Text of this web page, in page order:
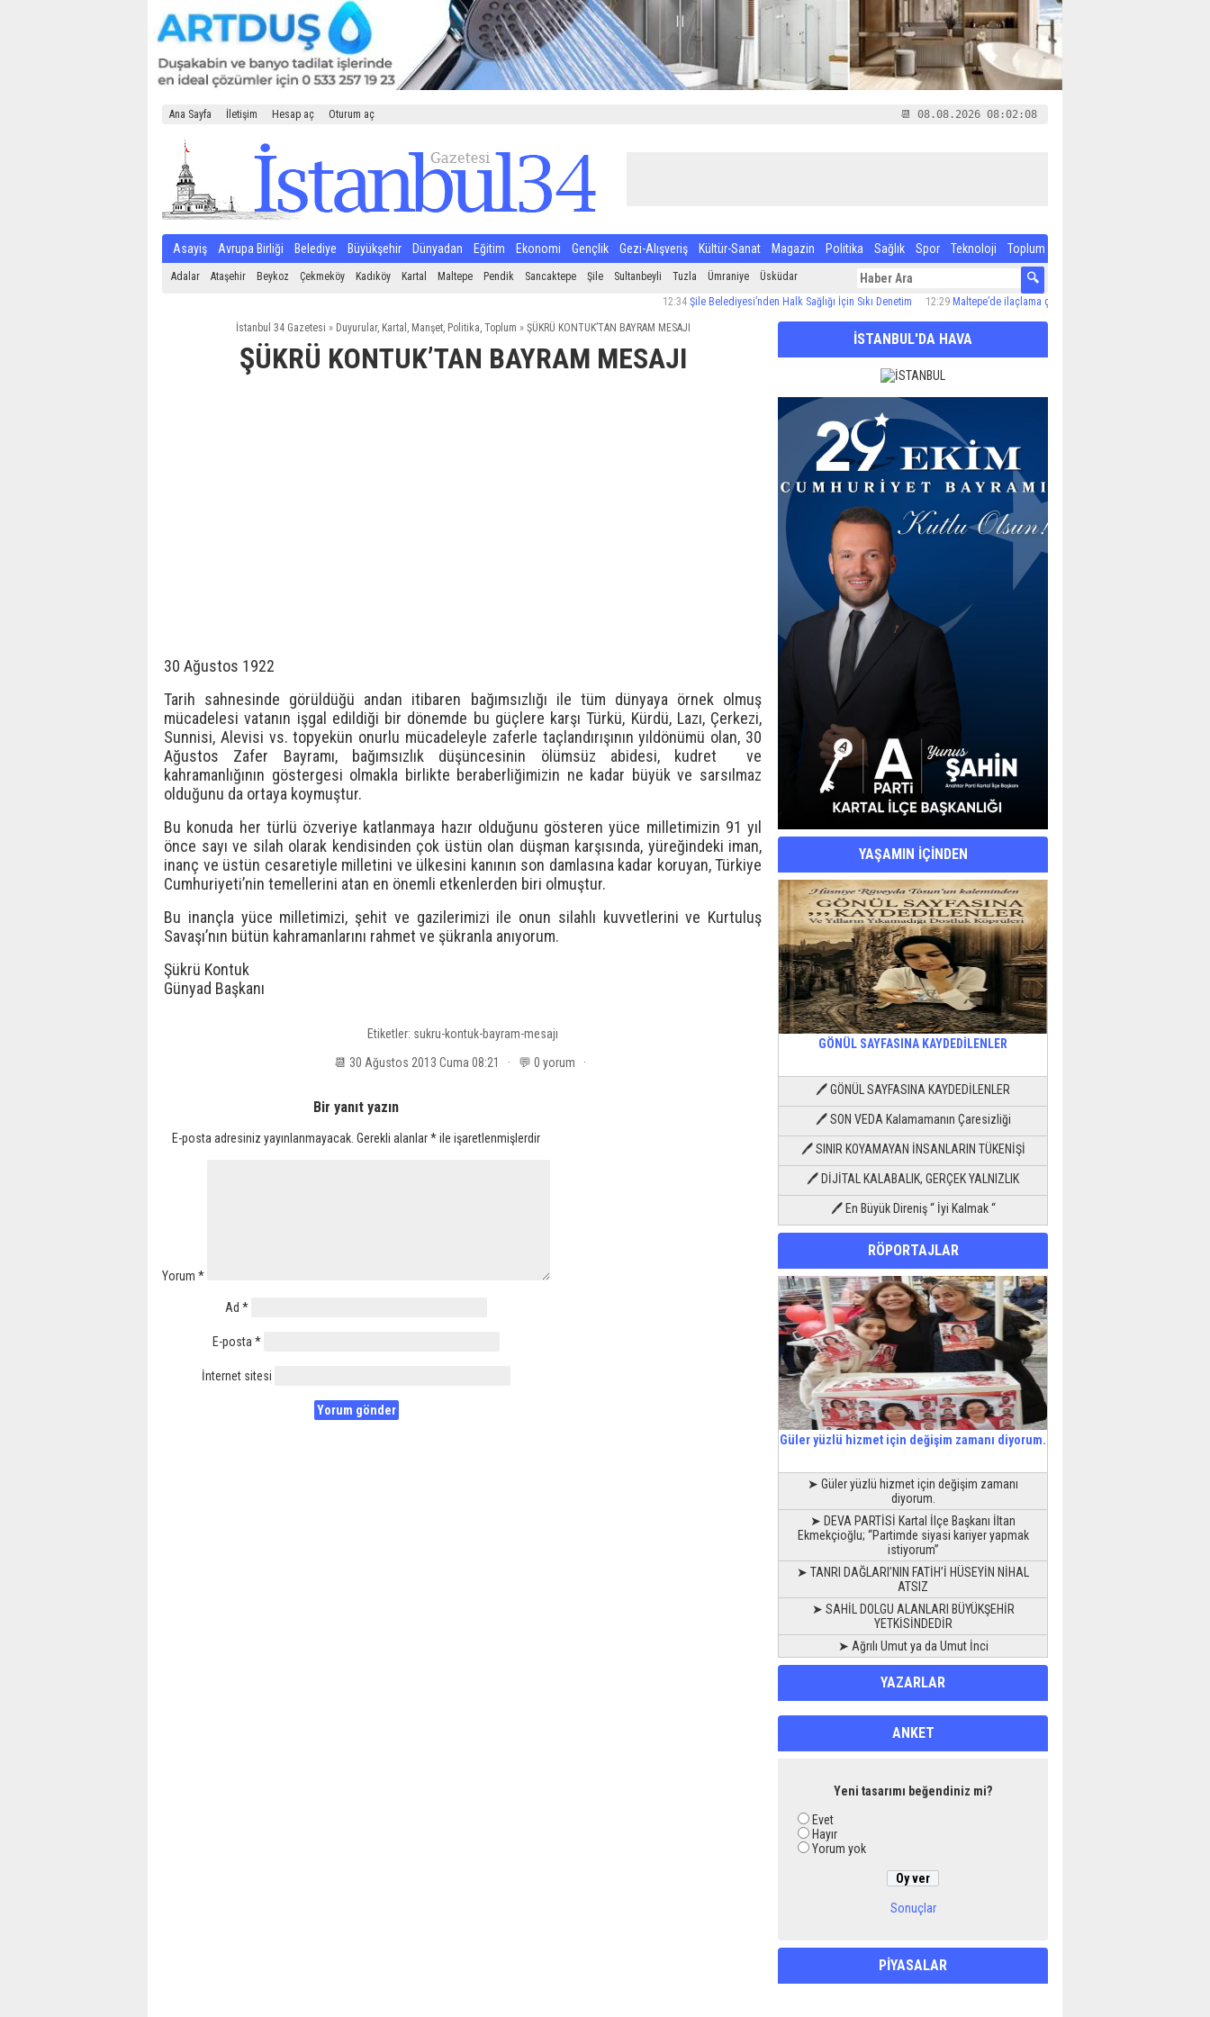
Ana Sayfa İletişim Hesap aç Oturum aç 📆 08.08.2026 08:02:08
Asayiş Avrupa Birliği Belediye Büyükşehir Dünyadan Eğitim Ekonomi Gençlik Gezi-Alışveriş Kültür-Sanat Magazin Politika Sağlık Spor Teknoloji Toplum
Adalar Ataşehir Beykoz Çekmeköy Kadıköy Kartal Maltepe Pendik Sancaktepe Şile Sultanbeyli Tuzla Ümraniye
Üsküdar
Şile Belediyesi’nden Halk Sağlığı İçin Sıkı Denetim 12:29 Maltepe’de ilaçlama çalışmaları sürüyor
İstanbul 34 Gazetesi » Duyurular, Kartal , Manşet, Politika, Toplum »ŞÜKRÜ KONTUK’TAN BAYRAM MESAJI
ŞÜKRÜ KONTUK’TAN BAYRAM MESAJI
30 Ağustos 1922
Tarih sahnesinde görüldüğü andan itibaren bağımsızlığı ile tüm dünyaya örnek olmuş
mücadelesi vatanın işgal edildiği bir dönemde bu güçlere karşı Türkü, Kürdü, Lazı, Çerkezi,
Sunnisi, Alevisi vs. topyekün onurlu mücadeleyle zaferle taçlandırışının yıldönümü olan, 30
Ağustos Zafer Bayramı, bağımsızlık düşüncesinin ölümsüz abidesi, kudret ve
kahramanlığının göstergesi olmakla birlikte beraberliğimizin ne kadar büyük ve sarsılmaz
olduğunu da ortaya koymuştur.
Bu konuda her türlü özveriye katlanmaya hazır olduğunu gösteren yüce milletimizin 91 yıl
önce sayı ve silah olarak kendisinden çok üstün olan düşman karşısında, yüreğindeki iman,
inanç ve üstün cesaretiyle milletini ve ülkesini kanının son damlasına kadar koruyan, Türkiye
Cumhuriyeti’nin temellerini atan en önemli etkenlerden biri olmuştur.
Bu inançla yüce milletimizi, şehit ve gazilerimizi ile onun silahlı kuvvetlerini ve Kurtuluş
Savaşı’nın bütün kahramanlarını rahmet ve şükranla anıyorum.
Şükrü Kontuk
Günyad Başkanı
Etiketler: sukru-kontuk-bayram-mesajı
📆 30 Ağustos 2013 Cuma 08:21 · 💬 0 yorum ·
Bir yanıt yazın
E-posta adresiniz yayınlanmayacak. Gerekli alanlar*ile işaretlenmişlerdir
Yorum *
Ad *
E-posta *
İnternet sitesi
İSTANBUL'DA HAVA
YAŞAMIN İÇİNDEN
GÖNÜL SAYFASINA KAYDEDİLENLER
🖊 GÖNÜL SAYFASINA KAYDEDİLENLER
🖊 SON VEDA Kalamamanın Çaresizliği
🖊 SINIR KOYAMAYAN İNSANLARIN TÜKENİŞİ
🖊 DİJİTAL KALABALIK, GERÇEK YALNIZLIK
🖊 En Büyük Direniş “ İyi Kalmak “
RÖPORTAJLAR
Güler yüzlü hizmet için değişim zamanı diyorum.
➤ Güler yüzlü hizmet için değişim zamanı
diyorum.
➤ DEVA PARTİSİ Kartal İlçe Başkanı İltan
Ekmekçioğlu; “Partimde siyasi kariyer yapmak
istiyorum”
➤ TANRI DAĞLARI’NIN FATİH’İ HÜSEYİN NİHAL
ATSIZ
➤ SAHİL DOLGU ALANLARI BÜYÜKŞEHİR
YETKİSİNDEDİR
➤ Ağrılı Umut ya da Umut İnci
YAZARLAR
ANKET
Yeni tasarımı beğendiniz mi?
Evet
Hayır
Yorum yok
Sonuçlar
PİYASALAR